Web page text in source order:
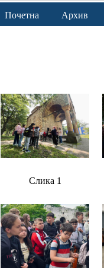
Почетна Архив
Слика 1